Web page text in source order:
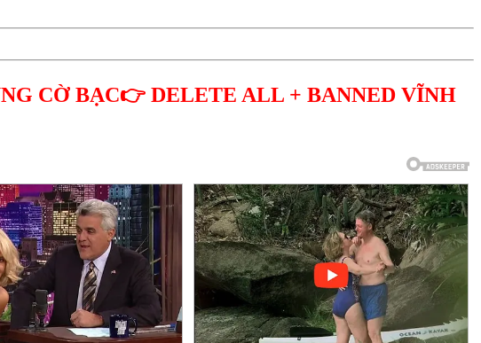
CỜ BẠC👉 DELETE ALL + BANNED VĨNH